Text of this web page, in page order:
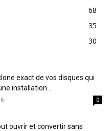
68
35
30
exact de vos disques qui
installation...
0
ouvrir et convertir sans